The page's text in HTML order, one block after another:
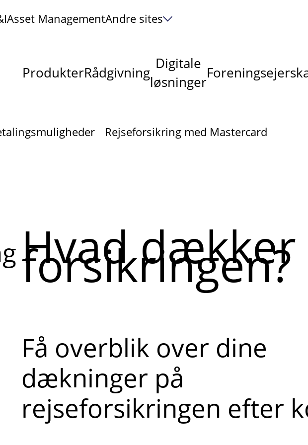
Asset ManagementAndre sites
ProdukterRådgivning
Digitale
løsninger
Rejseforsikring med Mastercard
Hvad dækker
forsikringen?
Få overblik over dine
dækninger på
rejseforsikringen efter